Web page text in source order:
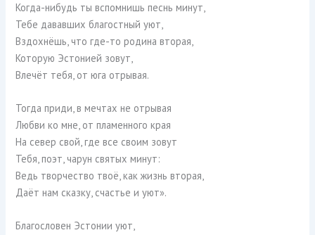
Когда-нибудь ты вспомнишь песнь минут,
Тебе дававших благостный уют,
Вздохнёшь, что где-то родина вторая,
Которую Эстонией зовут,
Влечёт тебя, от юга отрывая.
Тогда приди, в мечтах не отрывая
Любви ко мне, от пламенного края
На север свой, где все своим зовут
Тебя, поэт, чарун святых минут:
Ведь творчество твоё, как жизнь вторая,
Даёт нам сказку, счастье и уют».
Благословен Эстонии уют,